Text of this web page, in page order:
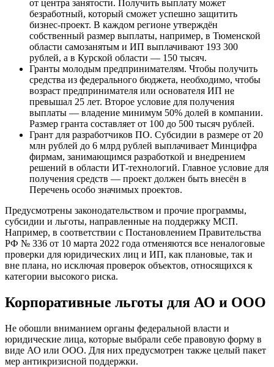
от центра занятости. Получить выплату может
безработный, который сможет успешно защитить
бизнес-проект. В каждом регионе утверждён
собственный размер выплаты, например, в Тюменской
области самозанятым и ИП выплачивают 193 300
рублей, а в Курской области — 150 тысяч.
Гранты молодым предпринимателям. Чтобы получить
средства из федерального бюджета, необходимо, чтобы
возраст предпринимателя или основателя ИП не
превышал 25 лет. Второе условие для получения
выплаты — владение минимум 50% долей в компании.
Размер гранта составляет от 100 до 500 тысяч рублей.
Грант для разработчиков ПО. Субсидии в размере от 20
млн рублей до 6 млрд рублей выплачивает Минцифра
фирмам, занимающимся разработкой и внедрением
решений в области ИТ-технологий. Главное условие для
получения средств — проект должен быть внесён в
Перечень особо значимых проектов.
Предусмотрены законодательством и прочие программы,
субсидии и льготы, направленные на поддержку МСП.
Например, в соответствии с Постановлением Правительства
РФ № 336 от 10 марта 2022 года отменяются все неналоговые
проверки для юридических лиц и ИП, как плановые, так и
вне плана, но исключая проверок объектов, относящихся к
категории высокого риска.
Корпоративные льготы для АО и ООО
Не обошли вниманием органы федеральной власти и
юридические лица, которые выбрали себе правовую форму в
виде АО или ООО. Для них предусмотрен также целый пакет
мер антикризисной поддержки.